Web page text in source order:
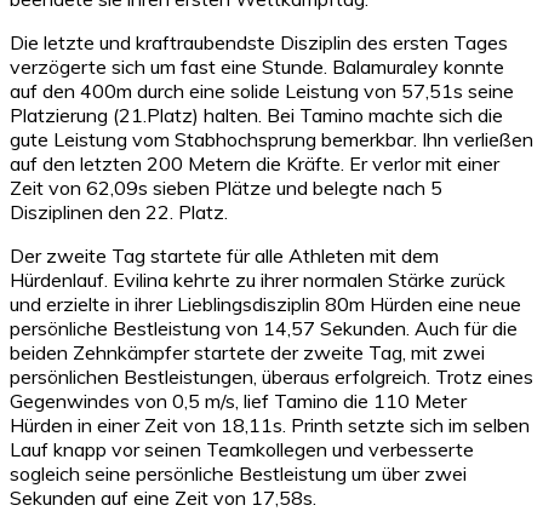
Die letzte und kraftraubendste Disziplin des ersten Tages
verzögerte sich um fast eine Stunde. Balamuraley konnte
auf den 400m durch eine solide Leistung von 57,51s seine
Platzierung (21.Platz) halten. Bei Tamino machte sich die
gute Leistung vom Stabhochsprung bemerkbar. Ihn verließen
auf den letzten 200 Metern die Kräfte. Er verlor mit einer
Zeit von 62,09s sieben Plätze und belegte nach 5
Disziplinen den 22. Platz.
Der zweite Tag startete für alle Athleten mit dem
Hürdenlauf. Evilina kehrte zu ihrer normalen Stärke zurück
und erzielte in ihrer Lieblingsdisziplin 80m Hürden eine neue
persönliche Bestleistung von 14,57 Sekunden. Auch für die
beiden Zehnkämpfer startete der zweite Tag, mit zwei
persönlichen Bestleistungen, überaus erfolgreich. Trotz eines
Gegenwindes von 0,5 m/s, lief Tamino die 110 Meter
Hürden in einer Zeit von 18,11s. Printh setzte sich im selben
Lauf knapp vor seinen Teamkollegen und verbesserte
sogleich seine persönliche Bestleistung um über zwei
Sekunden auf eine Zeit von 17,58s.